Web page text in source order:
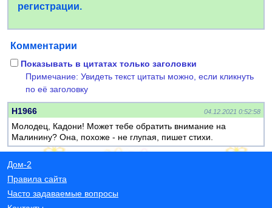
регистрации.
Комментарии
Показывать в цитатах только заголовки
Примечание: Увидеть текст цитаты можно, если кликнуть
по её заголовку
Н1966 04.12.2021 0:52:58
Молодец, Кадони! Может тебе обратить внимание на
Малинину? Она, похоже - не глупая, пишет стихи.
Дом-2
Правила сайта
Часто задаваемые вопросы